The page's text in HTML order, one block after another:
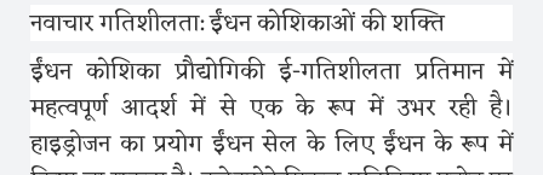
नवाचार गतिशीलता:ईंधन कोशिकाओं की शक्ति
ईंधन कोशिका प्रौद्योगिकी ई-गतिशीलता प्रतिमान में
महत्वपूर्ण आदर्श में से एक के रूप में उभर रही है।
हाइड्रोजन का प्रयोग ईंधन सेल के लिए ईंधन के रूप में